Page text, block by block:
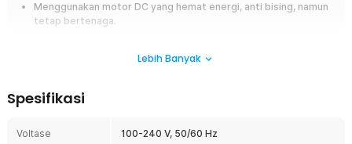
Menggunakan motor DC yang hemat energi, anti bising, namun
tetap bertenaga.
Ringkasan
Ingin merasakan udara segar di seluruh ruangan? Anda bisa
kipas angin ini, udara dingin akan menyebar lebih merata ke berbagai
Lebih Banyak
Spesifikasi
Voltase 100-240 V, 50/60 Hz